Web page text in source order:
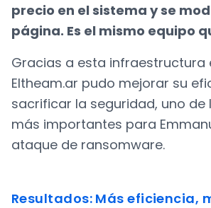
precio en el sistema y se
página. Es el mismo equipo
Gracias a esta infraestructura en la nube,
Eltheam.ar pudo mejorar su
sacrificar la seguridad, uno de
más importantes para
ataque de ransomware.
Resultados: Más eficiencia, menor tiempo